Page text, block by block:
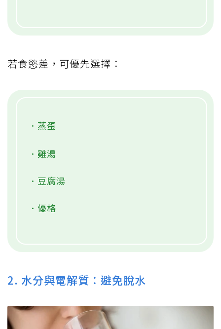
若食慾差，可優先選擇：
．蒸蛋
．雞湯
．豆腐湯
．優格
2. 水分與電解質：避免脫水